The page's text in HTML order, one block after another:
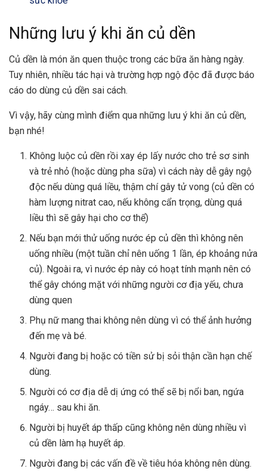
Những lưu ý khi ăn củ dền
Củ dền là món ăn quen thuộc trong các bữa ăn hàng ngày.
Tuy nhiên, nhiều tác hại và trường hợp ngộ độc đã được báo
cáo do dùng củ dền sai cách.
Vì vậy, hãy cùng mình điểm qua những lưu ý khi ăn củ dền,
bạn nhé!
Không luộc củ dền rồi xay ép lấy nước cho trẻ sơ sinh
và trẻ nhỏ (hoặc dùng pha sữa) vì cách này dễ gây ngộ
độc nếu dùng quá liều, thậm chí gây tử vong (củ dền có
hàm lượng nitrat cao, nếu không cẩn trọng, dùng quá
liều thì sẽ gây hại cho cơ thể)
Nếu bạn mới thử uống nước ép củ dền thì không nên
uống nhiều (một tuần chỉ nên uống 1 lần, ép khoảng nửa
củ). Ngoài ra, vì nước ép này có hoạt tính mạnh nên có
thể gây chóng mặt với những người cơ địa yếu, chưa
dùng quen
Phụ nữ mang thai không nên dùng vì có thể ảnh hưởng
đến mẹ và bé.
Người đang bị hoặc có tiền sử bị sỏi thận cần hạn chế
dùng.
Người có cơ địa dễ dị ứng có thể sẽ bị nổi ban, ngứa
ngáy… sau khi ăn.
Người bị huyết áp thấp cũng không nên dùng nhiều vì
củ dền làm hạ huyết áp.
Người đang bị các vấn đề về tiêu hóa không nên dùng.